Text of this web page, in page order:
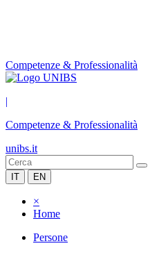
Competenze & Professionalità
|
Competenze & Professionalità
unibs.it
IT EN
×
Home
Persone